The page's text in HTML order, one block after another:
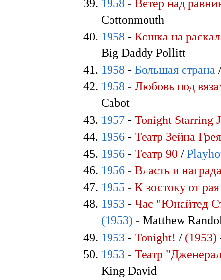
1958 - Ветер над
Cottonmouth
1958 -Кошка на
Big Daddy Pollitt
1958 - Большая страна
1958 -Любовь под
Cabot
1957 -Tonight Starring
1956 -Театр Зейна Грея
1956 -Театр 90 /
1956 -Власть и
1955 -К востоку от рая
1953 -Час "Юнайтед
(1953) - Matthew
1953 -Tonight! / (1953)
1953 -Театр
King David